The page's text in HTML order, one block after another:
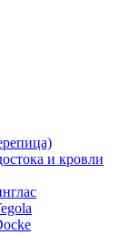
и кровли